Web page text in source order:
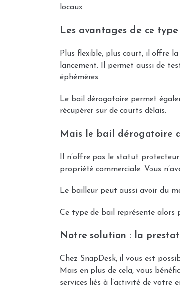
locaux.
Les avantages de ce
Plus flexible, plus court, il offre
lancement. Il permet aussi de
éphémères.
Le bail dérogatoire permet
récupérer sur de courts délais.
Mais le bail dérogatoire
Il n’offre pas le statut
propriété commerciale. Vous
Le bailleur peut aussi avoir du
Ce type de bail représente alors
Notre solution : la
Chez SnapDesk, il vous est
Mais en plus de cela, vous
services liés à l’activité de votre